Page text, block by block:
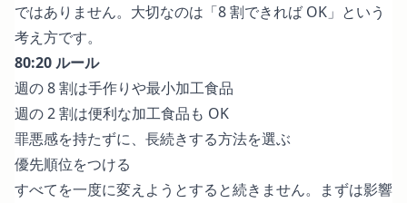
ではありません。大切なのは「8 割できれば OK」という
考え方です。
80:20 ルール
週の 8 割は手作りや最小加工食品
週の 2 割は便利な加工食品も OK
罪悪感を持たずに、長続きする方法を選ぶ
優先順位をつける
すべてを一度に変えようとすると続きません。まずは影響